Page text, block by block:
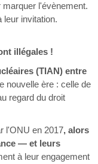
marquer l'évènement.
leur invitation.
illégales !
(TIAN) entre
nouvelle ère : celle de
regard du droit
l'ONU en 2017, alors
— et leurs
à leur engagement